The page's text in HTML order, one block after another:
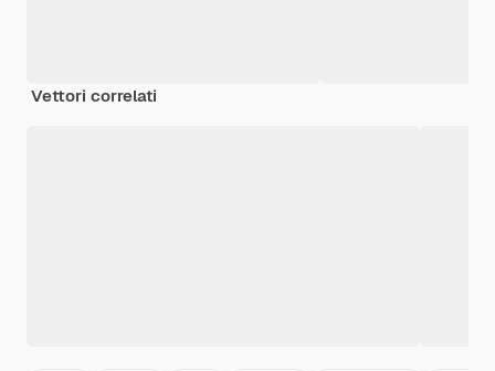
Vettori correlati